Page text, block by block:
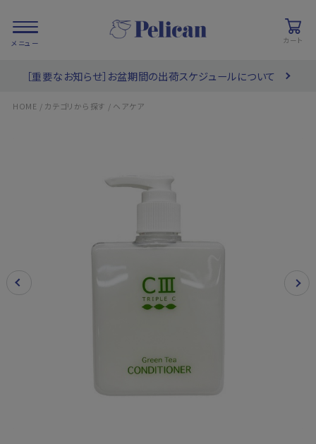
カート
/ 商品を探す
［重要なお知らせ］お盆期間の出荷スケジュールについて
HOME / カテゴリから探す / ヘアケア